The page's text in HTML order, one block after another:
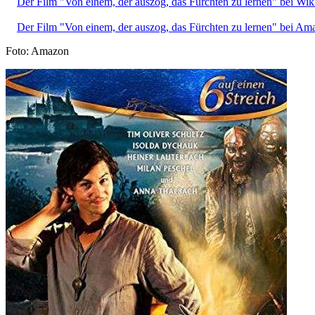
Der Film "Von einem, der auszog, das Fürchten zu lernen" bei
Foto: Amazon